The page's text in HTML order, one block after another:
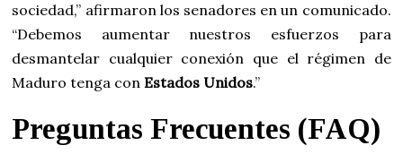
sociedad,” afirmaron los senadores en un comunicado.
“Debemos aumentar nuestros esfuerzos para
desmantelar cualquier conexión que el régimen de
Maduro tenga conEstados Unidos.”
Preguntas Frecuentes (FAQ)